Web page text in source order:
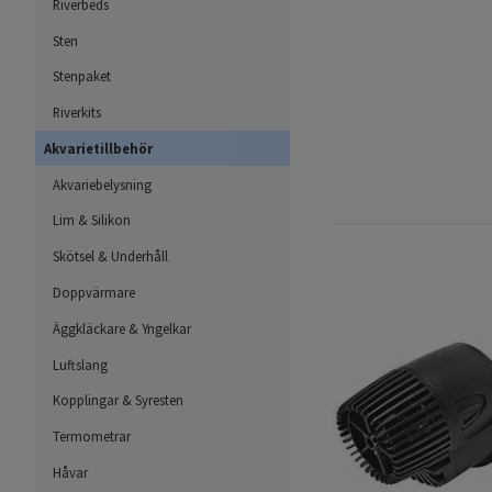
Riverbeds
Sten
Stenpaket
Riverkits
Akvarietillbehör
Akvariebelysning
Lim & Silikon
Skötsel & Underhåll
Doppvärmare
Äggkläckare & Yngelkar
Luftslang
Kopplingar & Syresten
Termometrar
Håvar